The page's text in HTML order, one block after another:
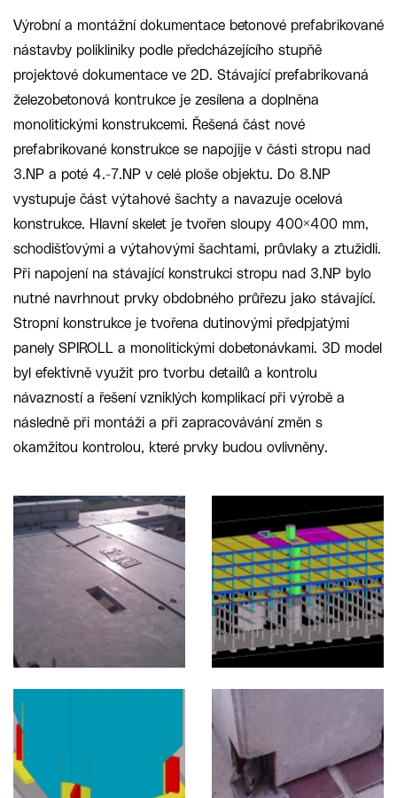
Výrobní a montážní dokumentace betonové prefabrikované
nástavby polikliniky podle předcházejícího stupňě
projektové dokumentace ve 2D. Stávající prefabrikovaná
železobetonová kontrukce je zesílena a doplněna
monolitickými konstrukcemi. Řešená část nové
prefabrikované konstrukce se napojije v části stropu nad
3.NP a poté 4.-7.NP v celé ploše objektu. Do 8.NP
vystupuje část výtahové šachty a navazuje ocelová
konstrukce. Hlavní skelet je tvořen sloupy 400×400 mm,
schodišťovými a výtahovými šachtami, průvlaky a ztužidli.
Při napojení na stávající konstrukci stropu nad 3.NP bylo
nutné navrhnout prvky obdobného průřezu jako stávající.
Stropní konstrukce je tvořena dutinovými předpjatými
panely SPIROLL a monolitickými dobetonávkami. 3D model
byl efektivně využit pro tvorbu detailů a kontrolu
návazností a řešení vzniklých komplikací při výrobě a
následně při montáži a při zapracovávání změn s
okamžitou kontrolou, které prvky budou ovlivněny.